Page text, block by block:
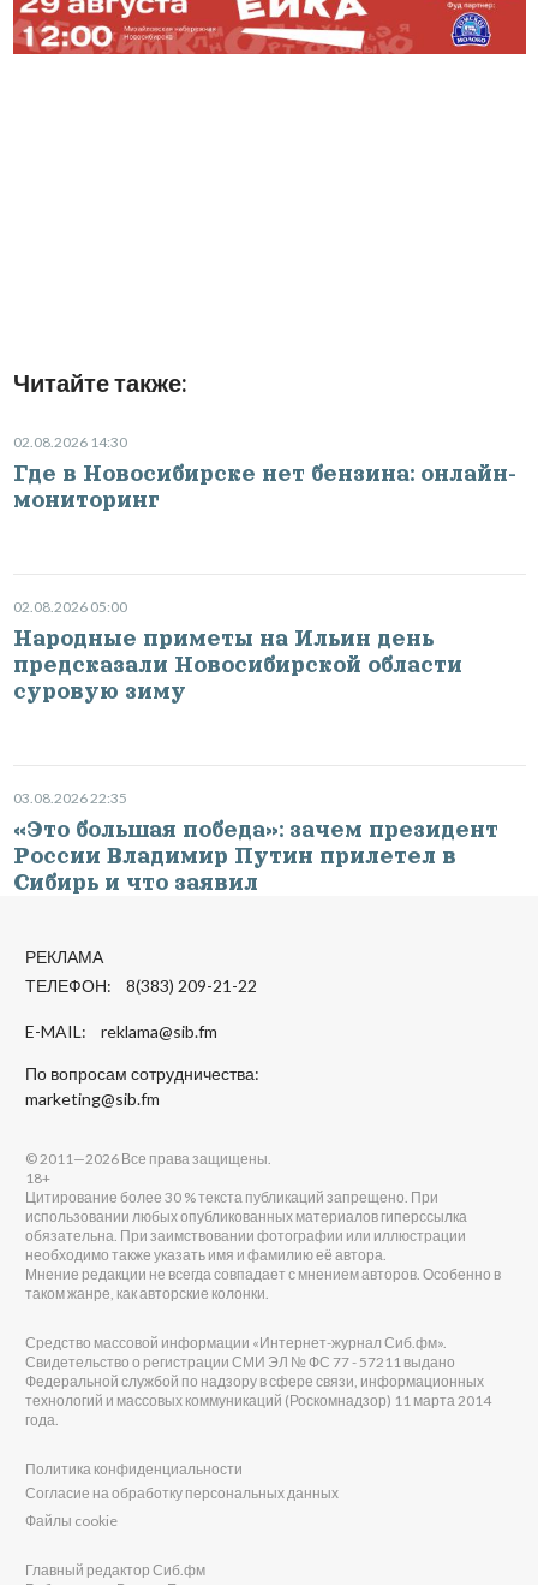
Читайте также:
02.08.2026 14:30
Где в Новосибирске нет бензина: онлайн-
мониторинг
02.08.2026 05:00
Народные приметы на Ильин день
предсказали Новосибирской области
суровую зиму
03.08.2026 22:35
«Это большая победа»: зачем президент
России Владимир Путин прилетел в
Сибирь и что заявил
РЕКЛАМА
ТЕЛЕФОН: 8(383) 209-21-22
E-MAIL: reklama@sib.fm
По вопросам сотрудничества:
marketing@sib.fm
© 2011—2026 Все права защищены.
18+
Цитирование более 30 % текста публикаций запрещено. При
использовании любых опубликованных материалов гиперссылка
обязательна. При заимствовании фотографии или иллюстрации
необходимо также указать имя и фамилию её автора.
Мнение редакции не всегда совпадает с мнением авторов. Особенно в
таком жанре, как авторские колонки.
Средство массовой информации «Интернет-журнал Сиб.фм».
Свидетельство о регистрации СМИ ЭЛ № ФС 77 - 57211 выдано
Федеральной службой по надзору в сфере связи, информационных
технологий и массовых коммуникаций (Роскомнадзор) 11 марта 2014
года.
Политика конфиденциальности
Согласие на обработку персональных данных
Файлы cookie
Главный редактор Сиб.фм